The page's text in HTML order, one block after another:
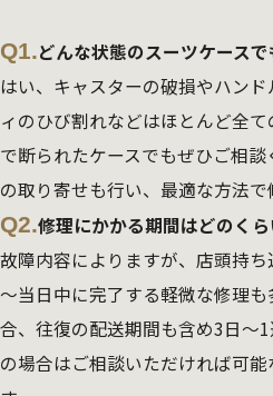
Q1.どんな状態のスーツケース
はい、キャスターの破損やハン
ィのひび割れなどはほとんど全
で断られたケースでもぜひご相
の取り寄せも行い、最適な方法で
Q2.修理にかかる期間はどのくら
故障内容によりますが、店頭持
～当日中に完了する軽微な修理
合、往復の配送期間も含め3日～
の場合はご相談いただければ可